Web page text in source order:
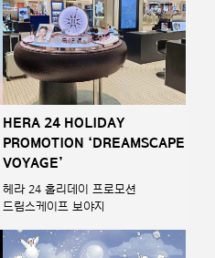
HERA 24 HOLIDAY
PROMOTION ‘DREAMSCAPE
VOYAGE’
헤라 24 홀리데이 프로모션
드림스케이프 보야지